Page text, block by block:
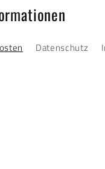
Datenschutz